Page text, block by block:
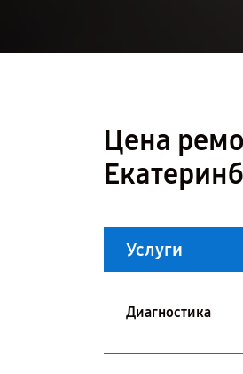
Цена
Услуги
Диагностика